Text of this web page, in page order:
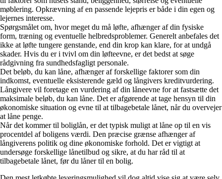
møblering. Opkrævning af en passende lejepris er både i din egen og
lejernes interesse.
Spørgsmålet om, hvor meget du må løfte, afhænger af din fysiske
form, træning og eventuelle helbredsproblemer. Generelt anbefales det
ikke at løfte tungere genstande, end din krop kan klare, for at undgå
skader. Hvis du er i tvivl om din løfteevne, er det bedst at søge
rådgivning fra sundhedsfagligt personale.
Det beløb, du kan låne, afhænger af forskellige faktorer som din
indkomst, eventuelle eksisterende gæld og långivers kreditvurdering.
Långivere vil foretage en vurdering af din låneevne for at fastsætte det
maksimale beløb, du kan låne. Det er afgørende at tage hensyn til din
økonomiske situation og evne til at tilbagebetale lånet, når du overvejer
at låne penge.
Når det kommer til boliglån, er det typisk muligt at låne op til en vis
procentdel af boligens værdi. Den præcise grænse afhænger af
långiverens politik og dine økonomiske forhold. Det er vigtigt at
undersøge forskellige lånetilbud og sikre, at du har råd til at
tilbagebetale lånet, før du låner til en bolig.